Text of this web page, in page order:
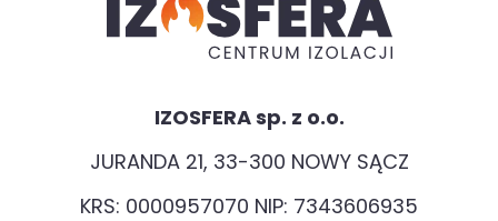
IZOSFERA sp. z o.o.
JURANDA 21, 33-300 NOWY SĄCZ
KRS: 0000957070 NIP: 7343606935